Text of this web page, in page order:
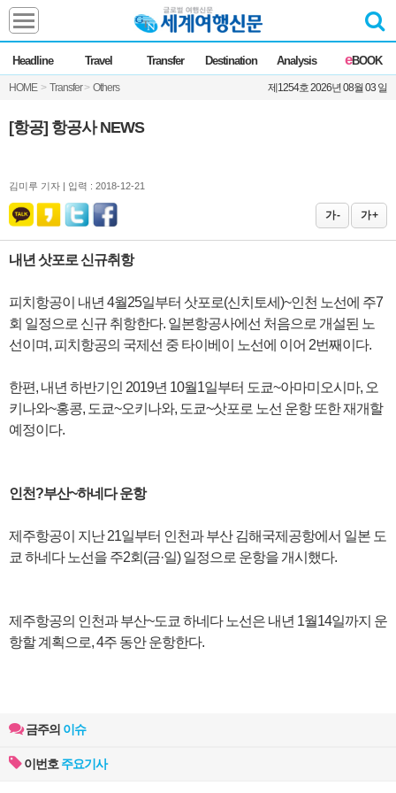
Headline Travel Transfer Destination Analysis eBOOK
HOME > Transfer > Others 제1254호 2026년 08월 03 일
Headline
전체 News
Commentary Opinion
Focus Marketing
Analysis
[항공] 항공사 NEWS
김미루 기자 | 입력 : 2018-12-21
가 - 가 +
내년 삿포로 신규취항
피치항공이 내년 4월25일부터 삿포로(신치토세)~인천 노선에 주7
회 일정으로 신규 취항한다. 일본항공사에선 처음으로 개설된 노
선이며, 피치항공의 국제선 중 타이베이 노선에 이어 2번째이다.
한편, 내년 하반기인 2019년 10월1일부터 도쿄~아마미오시마, 오
키나와~홍콩, 도쿄~오키나와, 도쿄~삿포로 노선 운항 또한 재개할
예정이다.
인천?부산~하네다 운항
제주항공이 지난 21일부터 인천과 부산 김해국제공항에서 일본 도
쿄 하네다 노선을 주2회(금·일) 일정으로 운항을 개시했다.
제주항공의 인천과 부산~도쿄 하네다 노선은 내년 1월14일까지 운
항할 계획으로, 4주 동안 운항한다.
금주의 이슈
이번호 주요기사